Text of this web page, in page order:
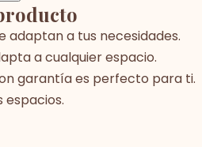
adaptan a tus necesidades.
a cualquier espacio.
garantía es perfecto para ti.
espacios.